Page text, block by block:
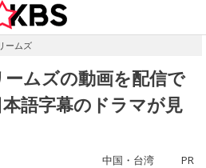
ームズ
ムズの動画を配信で
語字幕のドラマが見
中国・台湾 PR